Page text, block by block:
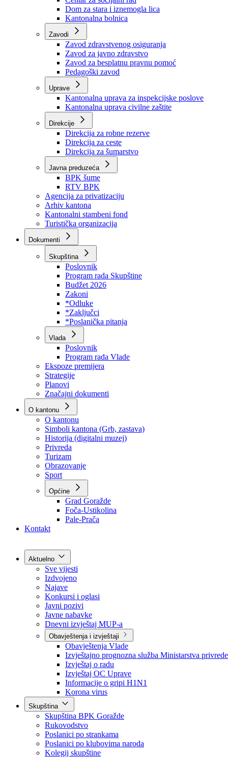
Ustanove
Centar za socijalni rad
Dom za stara i iznemogla lica
Kantonalna bolnica
Zavodi
Zavod zdravstvenog osiguranja
Zavod za javno zdravstvo
Zavod za besplatnu pravnu pomoć
Pedagoški zavod
Kantonalna uprava za inspekcijske poslove
Kantonalna uprava civilne zaštite
Direkcije
Direkcija za robne rezerve
Direkcija za ceste
Direkcija za šumarstvo
Javna preduzeća
BPK šume
RTV BPK
Agencija za privatizaciju
Arhiv kantona
Kantonalni stambeni fond
Turistička organizacija
Dokumenti
Skupština
Poslovnik
Program rada Skupštine
Budžet 2026
Zakoni
*Odluke
*Zaključci
*Poslanička pitanja
Vlada
Poslovnik
Program rada Vlade
Ekspoze premijera
Strategije
Planovi
Značajni dokumenti
O kantonu
O kantonu
Simboli kantona (Grb, zastava)
Historija (digitalni muzej)
Privreda
Turizam
Obrazovanje
Sport
Općine
Kontakt
Aktuelno
Sve vijesti
Izdvojeno
Najave
Konkursi i oglasi
Javni pozivi
Javne nabavke
Dnevni izvještaj MUP-a
Obavještenja i izvještaji
Obavještenja Vlade
Izvještajno prognozna služba Ministarstva privrede
Izvještaj o radu
Izvještaj OC Uprave
Informacije o gripi H1N1
Korona virus
Skupština
Skupština BPK Goražde
Rukovodstvo